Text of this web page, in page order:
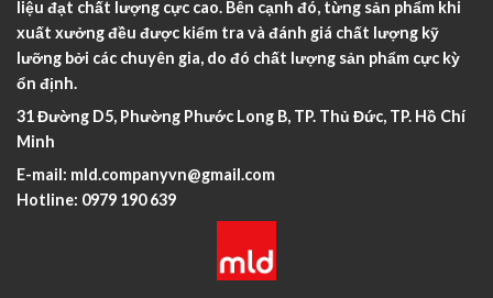
liệu đạt chất lượng cực cao. Bên cạnh đó, từng sản phẩm khi
xuất xưởng đều được kiểm tra và đánh giá chất lượng kỹ
lưỡng bởi các chuyên gia, do đó chất lượng sản phẩm cực kỳ
ổn định.
31 Đường D5, Phường Phước Long B, TP. Thủ Đức, TP. Hồ Chí
Minh
E-mail: mld.companyvn@gmail.com
Hotline: 0979 190 639